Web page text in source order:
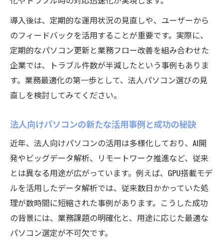
導入後は、定期的な運用状況の見直しや、ユーザーから
のフィードバックを活用することが重要です。実際に、
定期的なパソコン更新と業務フロー改善を組み合わせた
企業では、トラブル件数が半減したという事例もありま
す。業務最適化の第一歩として、法人パソコン選びの見
直しを検討してみてください。
法人向けパソコンの新たな活用事例と成功の秘訣
近年、法人向けパソコンの活用は多様化しており、AI開
発やビッグデータ解析、リモートワーク推進など、従来
とは異なる用途が広がっています。例えば、GPU搭載モデ
ルを活用したデータ解析では、従来数日かかっていた処
理が数時間に短縮された事例があります。こうした成功
の背景には、業務課題の明確化と、用途に応じた最適な
パソコン選定が不可欠です。